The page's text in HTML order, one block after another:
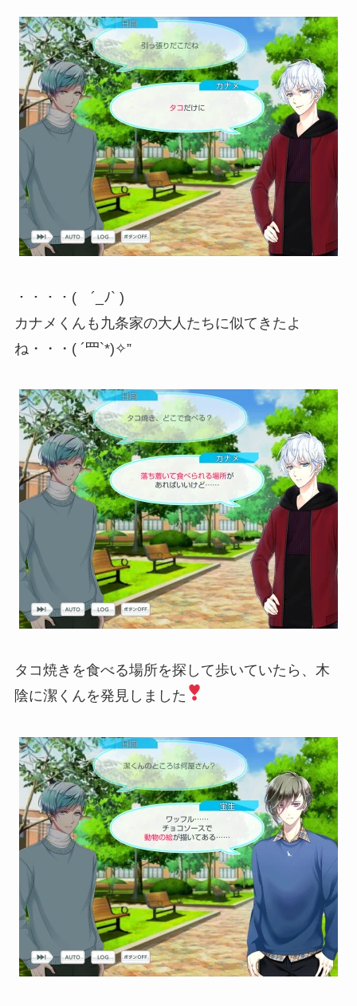
・・・・( ´_ﾉ` )
カナメくんも九条家の大人たちに似てきたよ
ね・・・( ´罒`*)✧”
タコ焼きを食べる場所を探して歩いていたら、木
陰に潔くんを発見しました